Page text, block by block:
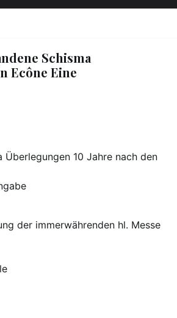
Schisma
Ecône Eine
10 Jahre nach den
der immerwährenden hl. Messe